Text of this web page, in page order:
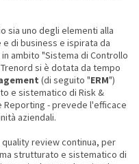
sia uno degli elementi alla
di business e ispirata da
ambito "Sistema di Controllo
si è dotata da tempo
(di seguito "ERM")
e sistematico di Risk &
- prevede l'efficace
aziendali.
review continua, per
strutturato e sistematico di